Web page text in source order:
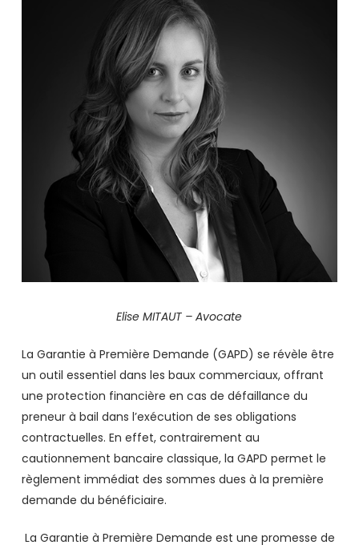
Elise MITAUT – Avocate
La Garantie à Première Demande (GAPD) se révèle être
un outil essentiel dans les baux commerciaux, offrant
une protection financière en cas de défaillance du
preneur à bail dans l’exécution de ses obligations
contractuelles. En effet, contrairement au
cautionnement bancaire classique, la GAPD permet le
règlement immédiat des sommes dues à la première
demande du bénéficiaire.
La Garantie à Première Demande est une promesse de